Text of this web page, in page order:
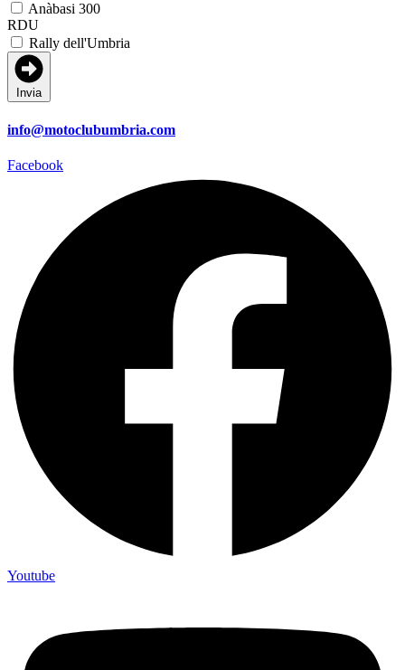
Anàbasi 300
RDU
Rally dell'Umbria
Invia
info@motoclubumbria.com
Facebook
Youtube